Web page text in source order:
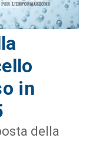
in
della